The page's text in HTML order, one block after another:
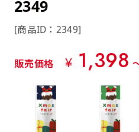
2349
[商品ID：2349]
販売価格 ¥ 1,398
返事を頂いたあとに製
入稿（AI／PSD）
購入時の案内に沿って
近距離の歩行者や、特に
近距離の歩行者や、特に
（上と下）
上下左右
（四辺にチチ） チチ無し
上左右チチ
ハトメ四隅
（+1営業日）
ハトメ上2
（+1営業日
やバナーなどの製作によ
2本（3分割
文字の上から